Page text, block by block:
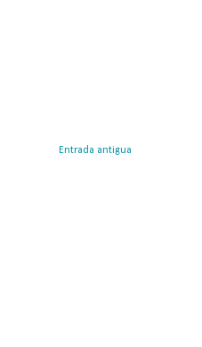
Entrada antigua